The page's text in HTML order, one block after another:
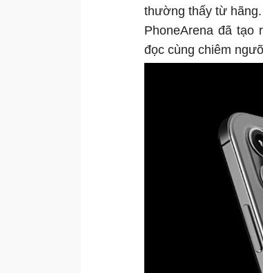
thường thấy từ hãng.
PhoneArena đã tạo
đọc cùng chiêm